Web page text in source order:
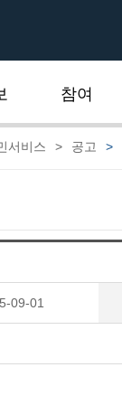
참여
서비스 > 공고 >
09-01